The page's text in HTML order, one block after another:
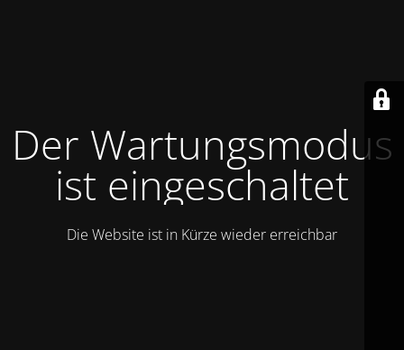
Der Wartungsmodus
ist eingeschaltet
Die Website ist in Kürze wieder erreichbar